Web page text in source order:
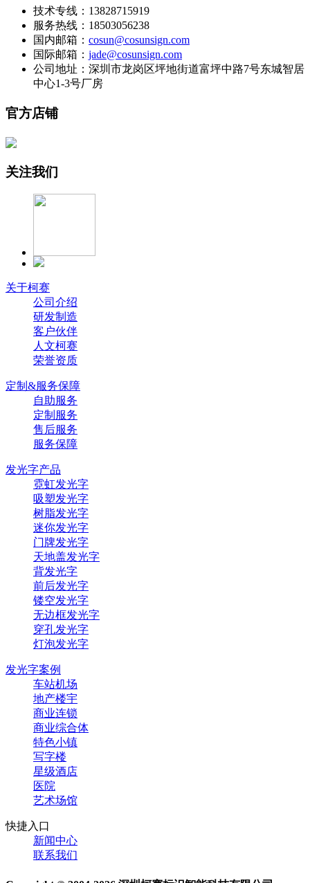
技术专线：13828715919
服务热线：18503056238
国内邮箱： cosun@cosunsign.com
国际邮箱： jade@cosunsign.com
公司地址：深圳市龙岗区坪地街道富坪中路7号东城智居
中心1-3号厂房
官方店铺
关注我们
关于柯赛
公司介绍
研发制造
客户伙伴
人文柯赛
荣誉资质
定制&服务保障
自助服务
定制服务
售后服务
服务保障
发光字产品
霓虹发光字
吸塑发光字
树脂发光字
迷你发光字
门牌发光字
天地盖发光字
背发光字
前后发光字
镂空发光字
无边框发光字
穿孔发光字
灯泡发光字
发光字案例
车站机场
地产楼宇
商业连锁
商业综合体
特色小镇
写字楼
星级酒店
医院
艺术场馆
快捷入口
新闻中心
联系我们